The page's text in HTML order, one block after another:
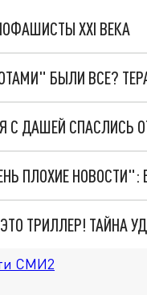
XXI ВЕКА
БЫЛИ ВСЕ?
С ДАШЕЙ СПАСЛИСЬ
ТРИЛЛЕР! ТАЙНА
СМИ2